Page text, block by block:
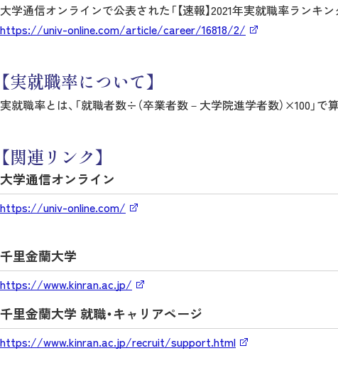
大学通信オンラインで公表された「【速報】2021年実就職率ランキ
https://univ-online.com/article/career/16818/2/
【実就職率について】
実就職率とは、「就職者数÷（卒業者数－大学院進学者数）×100」で
【関連リンク】
大学通信オンライン
https://univ-online.com/
千里金蘭大学
https://www.kinran.ac.jp/
千里金蘭大学 就職・キャリアページ
https://www.kinran.ac.jp/recruit/support.html